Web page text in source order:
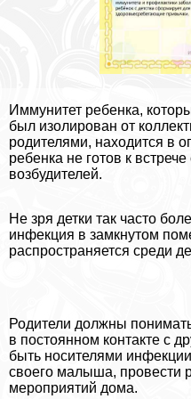
Иммунитет ребенка,
был изолирован от
родителями, находится в
ребенка не готов к
возбудителей.
Не зря детки так часто
инфекция в замкнутом
распространяется среди
Родители должны
в постоянном контакте с
быть носителями
своего малыша, провести
мероприятий дома.